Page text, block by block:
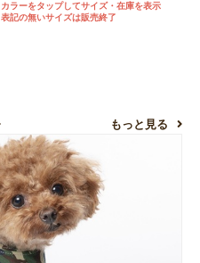
カラーをタップしてサイズ・在庫を表示
表記の無いサイズは販売終了
もっと見る